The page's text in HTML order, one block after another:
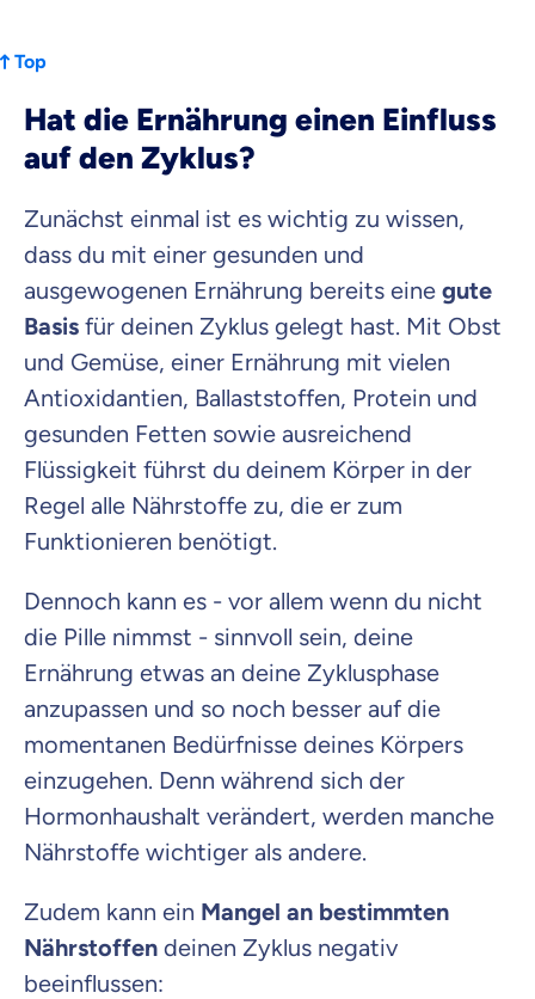
Top
Hat die Ernährung einen Einfluss
auf den Zyklus?
Zunächst einmal ist es wichtig zu wissen,
dass du mit einer gesunden und
ausgewogenen Ernährung bereits eine gute
Basis für deinen Zyklus gelegt hast. Mit Obst
und Gemüse, einer Ernährung mit vielen
Antioxidantien, Ballaststoffen, Protein und
gesunden Fetten sowie ausreichend
Flüssigkeit führst du deinem Körper in der
Regel alle Nährstoffe zu, die er zum
Funktionieren benötigt.
Dennoch kann es - vor allem wenn du nicht
die Pille nimmst - sinnvoll sein, deine
Ernährung etwas an deine Zyklusphase
anzupassen und so noch besser auf die
momentanen Bedürfnisse deines Körpers
einzugehen. Denn während sich der
Hormonhaushalt verändert, werden manche
Nährstoffe wichtiger als andere.
Zudem kann ein Mangel an bestimmten
Nährstoffen deinen Zyklus negativ
beeinflussen: